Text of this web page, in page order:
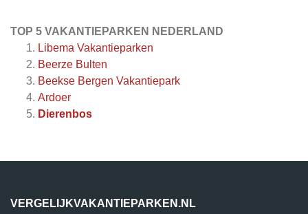
TOP 5 VAKANTIEPARKEN NEDERLAND
Libema Vakantieparken
Beerze Bulten
Beekse Bergen Vakantiepark
Ardoer
Dierenbos
VERGELIJKVAKANTIEPARKEN.NL